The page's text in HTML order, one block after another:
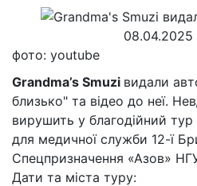
08.04.2025
фото: youtube
Grandma’s Smuzi видали
близько" та відео до неї.
вирушить у благодійний
для медичної служби 12-ї
Спецпризначення «Азов»
Дати та міста туру: